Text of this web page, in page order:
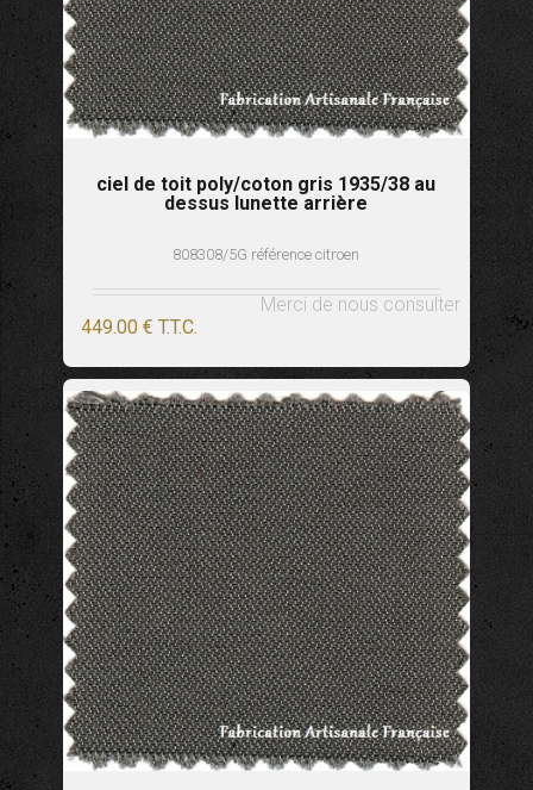
ciel de toit poly/coton gris 1935/38 au
dessus lunette arrière
808308/5G référence citroen
449.00 € T.T.C.
Merci de nous consulter